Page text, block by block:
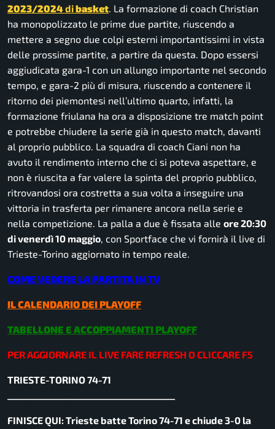
2023/2024dibasket. La formazione di coach Christian
ha monopolizzato le prime due partite, riuscendo a
mettere a segno due colpi esterni importantissimi in vista
delle prossime partite, a partire da questa. Dopo essersi
aggiudicata gara-1 con un allungo importante nel secondo
tempo, e gara-2 più di misura, riuscendo a contenere il
ritorno dei piemontesi nell’ultimo quarto, infatti, la
formazione friulana ha ora a disposizione tre match point
e potrebbe chiudere la serie già in questo match, davanti
al proprio pubblico. La squadra di coach Ciani non ha
avuto il rendimento interno che ci si poteva aspettare, e
non è riuscita a far valere la spinta del proprio pubblico,
ritrovandosi ora costretta a sua volta a inseguire una
vittoria in trasferta per rimanere ancora nella serie e
nella competizione. La palla a due è fissata alle ore 20:30
di venerdì 10 maggio, con Sportface che vi fornirà il live di
Trieste-Torino aggiornato in tempo reale.
COME VEDERE LA PARTITA IN TV
IL CALENDARIO DEI PLAYOFF
TABELLONE E ACCOPPIAMENTI PLAYOFF
PER AGGIORNARE IL LIVE FARE REFRESH O CLICCARE F5
TRIESTE-TORINO 74-71
FINISCE QUI: Trieste batte Torino 74-71 e chiude 3-0 la